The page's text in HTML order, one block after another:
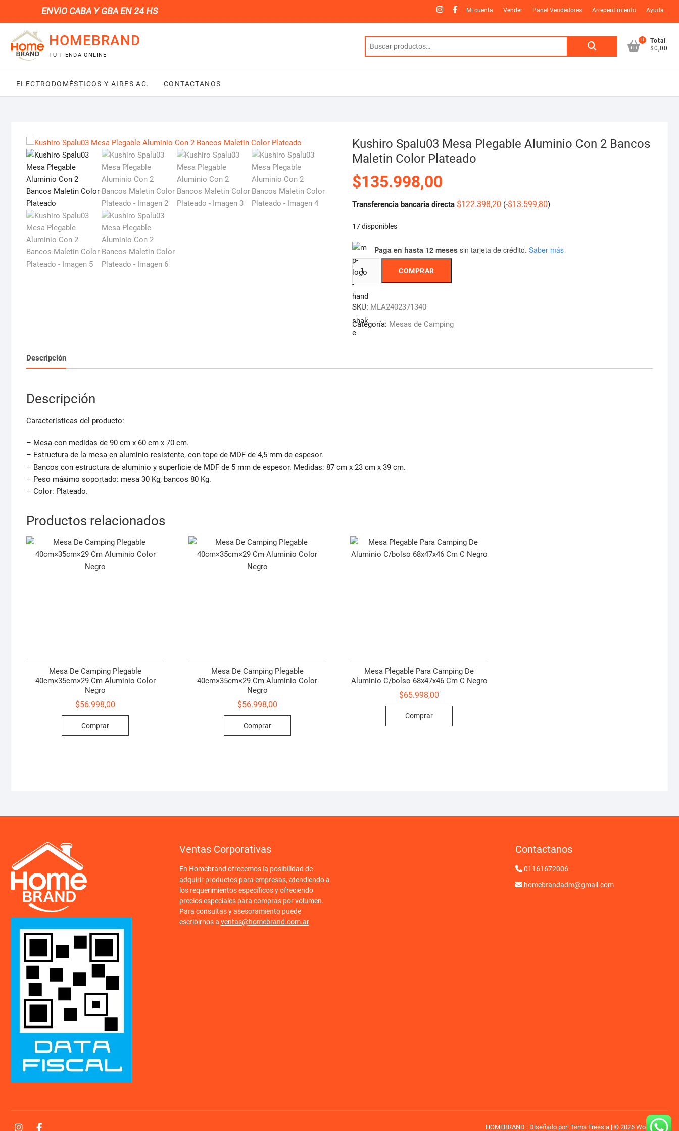
contenido
ENVIO CABA Y GBA EN 24 HS Instagram
Facebook
Mi cuenta Vender Panel Vendedores Arrepentimiento Ayuda
HOMEBRAND
TU TIENDA ONLINE
Buscar
0
Total
$0,00
ELECTRODOMÉSTICOS Y AIRES AC. CONTACTANOS
Kushiro Spalu03 Mesa Plegable Aluminio Con 2 Bancos
Maletin Color Plateado
$135.998,00
Transferencia bancaria directa $122.398,20 (-$13.599,80)
17 disponibles
Paga en hasta 12 mesessin tarjeta de crédito. Saber más
Kushiro
Spalu03
Mesa
Plegable
Aluminio
Con
2
COMPRAR
SKU: MLA2402371340
Categoría: Mesas de Camping
Descripción
Descripción
Características del producto:
– Mesa con medidas de 90 cm x 60 cm x 70 cm.
– Estructura de la mesa en aluminio resistente, con tope de MDF de 4,5 mm de espesor.
– Bancos con estructura de aluminio y superficie de MDF de 5 mm de espesor. Medidas: 87 cm x 23 cm x 39 cm.
– Peso máximo soportado: mesa 30 Kg, bancos 80 Kg.
– Color: Plateado.
Productos relacionados
Mesa De Camping Plegable
40cm×35cm×29 Cm Aluminio Color
Negro
$56.998,00
Comprar
Mesa De Camping Plegable
40cm×35cm×29 Cm Aluminio Color
Negro
$56.998,00
Comprar
Mesa Plegable Para Camping De
Aluminio C/bolso 68x47x46 Cm C Negro
$65.998,00
Comprar
Ventas Corporativas
En Homebrand ofrecemos la posibilidad de
adquirir productos para empresas, atendiendo a
los requerimientos específicos y ofreciendo
precios especiales para compras por volumen.
Para consultas y asesoramiento puede
escribirnos a ventas@homebrand.com.ar
Contactanos
01161672006
homebrandadm@gmail.com
Instagram
Facebook HOMEBRAND | Diseñado por: Tema Freesia | © 2026 WordPress